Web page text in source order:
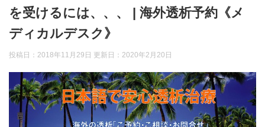
を受けるには、、、 | 海外透析予約《メ
ディカルデスク》
投稿日：2018年11月29日 更新日： 2020年2月20日